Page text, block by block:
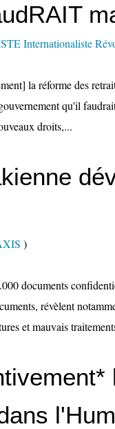
Internationaliste
la réforme des
qu'il
droits,...
)
documents
révèlent
et mauvais